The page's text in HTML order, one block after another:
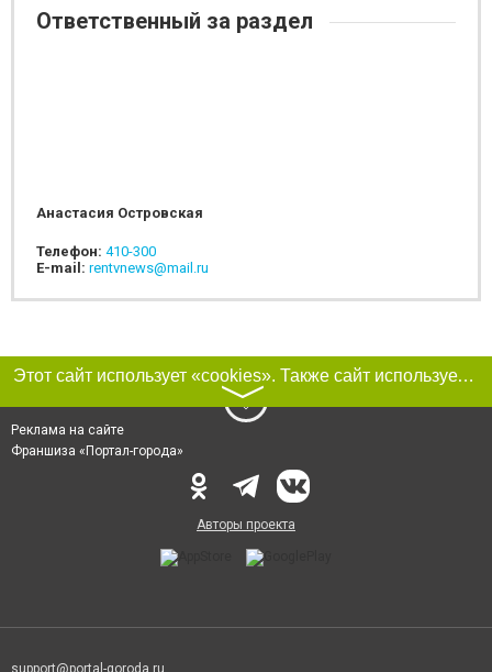
Ответственный за раздел
Анастасия Островская
Телефон: 410-300
E-mail: rentvnews@mail.ru
Этот сайт использует «cookies». Также сайт использует интернет-сервис для сбора технических данных касательно посетителей с целью получения маркетинговой и статистической информации. Условия обработки данных посетителей сайта см.
〉
Реклама на сайте
Франшиза «Портал-города»
Авторы проекта
support@portal-goroda.ru